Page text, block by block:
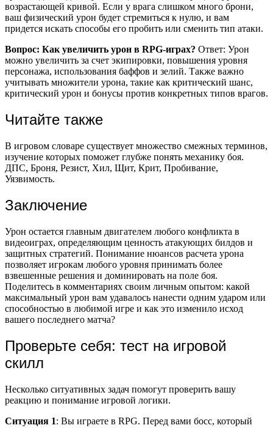
возрастающей кривой. Если у врага слишком много брони,
ваш физический урон будет стремиться к нулю, и вам
придется искать способы его пробить или сменить тип атаки.
Вопрос: Как увеличить урон в RPG-играх? Ответ: Урон
можно увеличить за счет экипировки, повышения уровня
персонажа, использования баффов и зелий. Также важно
учитывать множители урона, такие как критический шанс,
критический урон и бонусы против конкретных типов врагов.
Читайте также
В игровом словаре существует множество смежных терминов,
изучение которых поможет глубже понять механику боя.
ДПС, Броня, Резист, Хил, Щит, Крит, Пробивание,
Уязвимость.
Заключение
Урон остается главным двигателем любого конфликта в
видеоиграх, определяющим ценность атакующих билдов и
защитных стратегий. Понимание нюансов расчета урона
позволяет игрокам любого уровня принимать более
взвешенные решения и доминировать на поле боя.
Поделитесь в комментариях своим личным опытом: какой
максимальный урон вам удавалось нанести одним ударом или
способностью в любимой игре и как это изменило исход
вашего последнего матча?
Проверьте себя: тест на игровой
скилл
Несколько ситуативных задач помогут проверить вашу
реакцию и понимание игровой логики.
Ситуация 1: Вы играете в RPG. Перед вами босс, который